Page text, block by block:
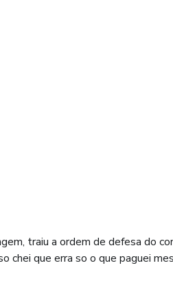
traiu a ordem de defesa do
chei que erra so o que paguei